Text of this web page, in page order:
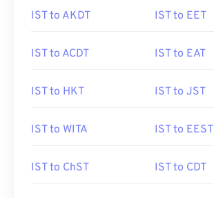
IST to AKDT IST to EET
IST to ACDT IST to EAT
IST to HKT IST to JST
IST to WITA IST to EEST
IST to ChST IST to CDT